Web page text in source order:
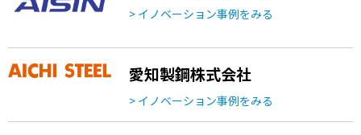
> イノベーション事例をみる
愛知製鋼株式会社
> イノベーション事例をみる